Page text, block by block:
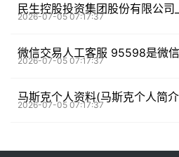
民生控股投资集团股份有限公司
2026-07-05 07:17:37
微信交易人工客服 95598是微信
2026-07-05 07:17:37
马斯克个人资料(马斯克个人简
2026-07-05 07:17:37